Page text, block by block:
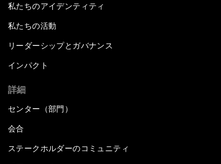
私たちのアイデンティティ
私たちの活動
リーダーシップとガバナンス
インパクト
詳細
センター（部門）
会合
ステークホルダーのコミュニティ